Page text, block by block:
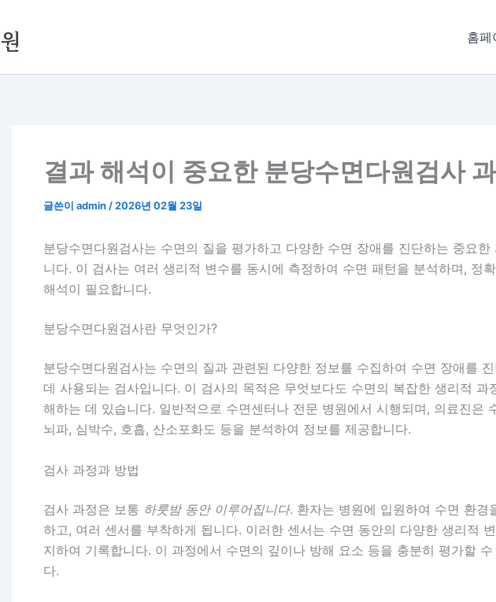
홈페
결과 해석이 중요한 분당수면다원검사
글쓴이 admin / 2026년 02월 23일
분당수면다원검사는 수면의 질을 평가하고 다양한 수면 장애를 진단하는 중요한
니다. 이 검사는 여러 생리적 변수를 동시에 측정하여 수면 패턴을 분석하며, 정
해석이 필요합니다.
분당수면다원검사란 무엇인가?
분당수면다원검사는 수면의 질과 관련된 다양한 정보를 수집하여 수면 장애를
데 사용되는 검사입니다. 이 검사의 목적은 무엇보다도 수면의 복잡한 생리적 과
해하는 데 있습니다. 일반적으로 수면센터나 전문 병원에서 시행되며, 의료진은
뇌파, 심박수, 호흡, 산소포화도 등을 분석하여 정보를 제공합니다.
검사 과정과 방법
검사 과정은 보통 하룻밤 동안 이루어집니다. 환자는 병원에 입원하여 수면 환경
하고, 여러 센서를 부착하게 됩니다. 이러한 센서는 수면 동안의 다양한 생리적
지하여 기록합니다. 이 과정에서 수면의 깊이나 방해 요소 등을 충분히 평가할 수
다.